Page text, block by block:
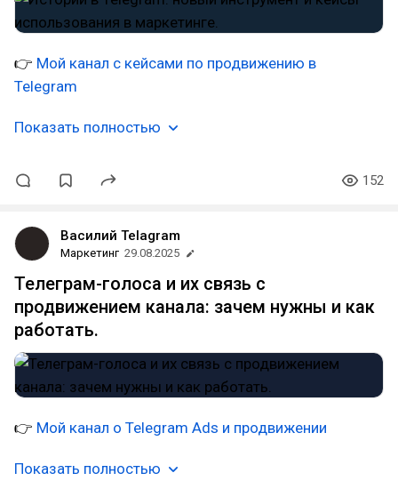
👉 Мой канал с кейсами по продвижению в
Telegram
Показать полностью
152
Василий Telagram
Маркетинг 29.08.2025
Телеграм-голоса и их связь с
продвижением канала: зачем нужны и как
работать.
👉 Мой канал о Telegram Ads и продвижении
Показать полностью